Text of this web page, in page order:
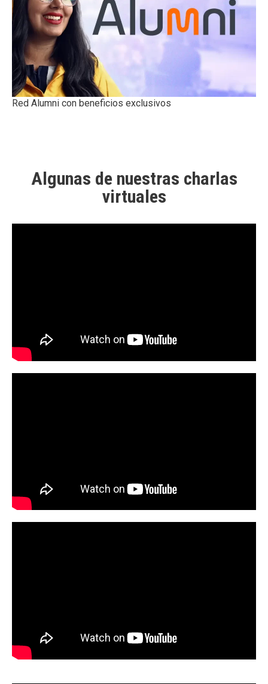
Red Alumni con beneficios exclusivos
Algunas de nuestras charlas
virtuales